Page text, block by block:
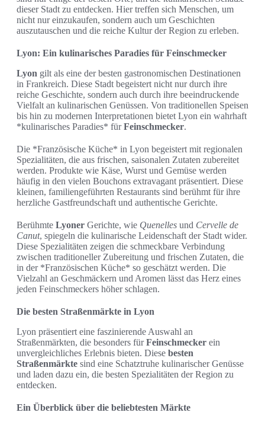
dieser Stadt zu entdecken. Hier treffen sich Menschen, um
nicht nur einzukaufen, sondern auch um Geschichten
auszutauschen und die reiche Kultur der Region zu erleben.
Lyon: Ein kulinarisches Paradies für Feinschmecker
Lyon gilt als eine der besten gastronomischen Destinationen
in Frankreich. Diese Stadt begeistert nicht nur durch ihre
reiche Geschichte, sondern auch durch ihre beeindruckende
Vielfalt an kulinarischen Genüssen. Von traditionellen Speisen
bis hin zu modernen Interpretationen bietet Lyon ein wahrhaft
*kulinarisches Paradies* fürFeinschmecker.
Die *Französische Küche* in Lyon begeistert mit regionalen
Spezialitäten, die aus frischen, saisonalen Zutaten zubereitet
werden. Produkte wie Käse, Wurst und Gemüse werden
häufig in den vielen Bouchons extravagant präsentiert. Diese
kleinen, familiengeführten Restaurants sind berühmt für ihre
herzliche Gastfreundschaft und authentische Gerichte.
Berühmte Lyoner Gerichte, wie Quenelles und Cervelle de
Canut, spiegeln die kulinarische Leidenschaft der Stadt wider.
Diese Spezialitäten zeigen die schmeckbare Verbindung
zwischen traditioneller Zubereitung und frischen Zutaten, die
in der *Französischen Küche* so geschätzt werden. Die
Vielzahl an Geschmäckern und Aromen lässt das Herz eines
jeden Feinschmeckers höher schlagen.
Die besten Straßenmärkte in Lyon
Lyon präsentiert eine faszinierende Auswahl an
Straßenmärkten, die besonders fürFeinschmecker ein
unvergleichliches Erlebnis bieten. Diese besten
Straßenmärkte sind eine Schatztruhe kulinarischer Genüsse
und laden dazu ein, die besten Spezialitäten der Region zu
entdecken.
Ein Überblick über die beliebtesten Märkte